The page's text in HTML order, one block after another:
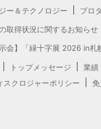
ー＆テクノロジー プロ
取得状況に関するお知らせ
示会】「緑十字展 2026 in
トップメッセージ 業績
スクロジャーポリシー